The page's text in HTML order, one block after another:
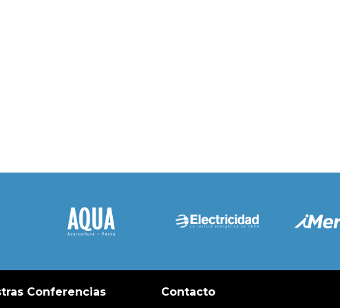
Conferencias Contacto